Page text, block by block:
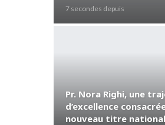
7 secondes depuis
Pr. Nora Righi, une
d’excellence
nouveau titre national